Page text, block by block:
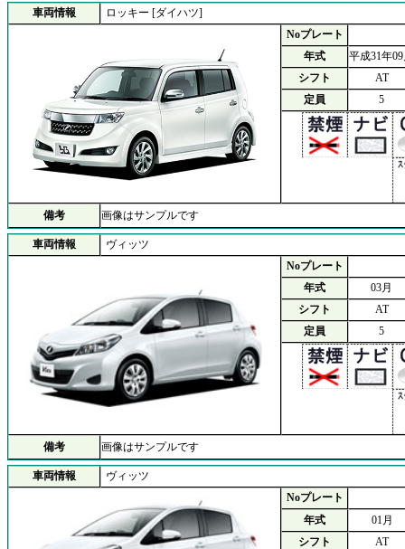
車両情報
ロッキー [ダイハツ]
Noプレート
年式
平成31年
シフト
AT
定員
5
備考 画像はサンプルです
車両情報
ヴィッツ
Noプレート
年式
03月
シフト
AT
定員
5
備考 画像はサンプルです
車両情報
ヴィッツ
Noプレート
年式
01月
シフト
AT